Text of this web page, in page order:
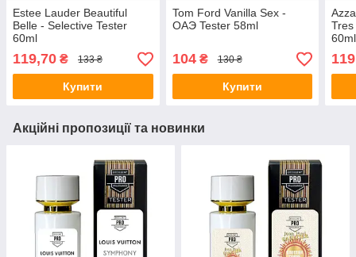
Estee Lauder Beautiful
Belle - Selective Tester
60ml
119,70 ₴ 133 ₴
Купити
Tom Ford Vanilla Sex -
ОАЭ Tester 58ml
104₴ 130 ₴
Купити
60ml
Акційні пропозиції та новинки